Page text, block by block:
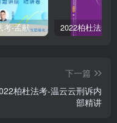
2024众合法考-孟献贵民法-精讲卷.pdf
下一篇
柏杜法考-温云云刑诉内
部精讲